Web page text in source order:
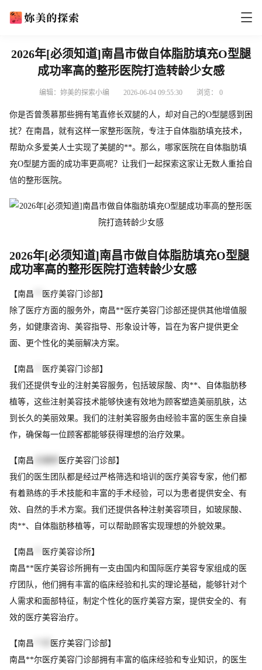
2026年[必须知道]南昌市做自体脂肪填充O型腿
成功率高的整形医院打造转龄少女感
编辑：妳美的探索小编 2026-06-04 09:55:30 浏览： 0
你是否曾羡慕那些拥有笔直修长双腿的人，却对自己的O型腿感到困
扰？在南昌，就有这样一家整形医院，专注于自体脂肪填充技术，
帮助众多爱美人士实现了美腿的**。那么，哪家医院在自体脂肪填
充O型腿方面的成功率更高呢？让我们一起探索这家让无数人重拾自
信的整形医院。
2026年[必须知道]南昌市做自体脂肪填充O型腿
成功率高的整形医院打造转龄少女感
【南昌
医疗美容门诊部】
除了医疗方面的服务外，南昌**医疗美容门诊部还提供其他增值服
务，如健康咨询、美容指导、形象设计等，旨在为客户提供更全
面、更个性化的美丽解决方案。
【南昌
医疗美容门诊部】
我们还提供专业的注射美容服务，包括玻尿酸、肉**、自体脂肪移
植等，这些注射美容技术能够快速有效地为顾客塑造美丽肌肤，达
到长久的美丽效果。我们的注射美容服务由经验丰富的医生亲自操
作，确保每一位顾客都能够获得理想的治疗效果。
【南昌
医疗美容门诊部】
我们的医生团队都是经过严格筛选和培训的医疗美容专家，他们都
有着熟练的手术技能和丰富的手术经验，可以为患者提供安全、有
效、自然的手术方案。我们还提供各种注射美容项目，如玻尿酸、
肉**、自体脂肪移植等，可以帮助顾客实现理想的外貌效果。
【南昌
医疗美容诊所】
南昌**医疗美容诊所拥有一支由国内和国际医疗美容专家组成的医
疗团队，他们拥有丰富的临床经验和扎实的理论基础，能够针对个
人需求和面部特征，制定个性化的医疗美容方案，提供安全的、有
效的医疗美容治疗。
【南昌
医疗美容门诊部】
南昌**尔医疗美容门诊部拥有丰富的临床经验和专业知识，的医生